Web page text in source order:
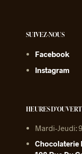
SUIVEZ-NOUS
Facebook
Instagram
HEURES
Mardi-Jeudi:
Chocolaterie